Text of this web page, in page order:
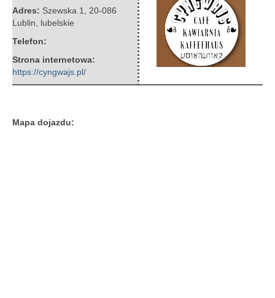
Adres: Szewska 1
20-086
Lublin
lubelskie
Telefon:
Strona internetowa:
https://cyngwajs.pl/
Mapa dojazdu: